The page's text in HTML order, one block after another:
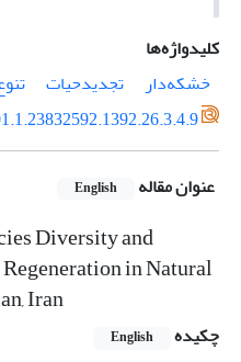
کلیدواژه‌ها
خشکه‌دار
تجدید‌حیات
عنوان مقاله English
Diversity and
in Natural
Iran
چکیده English